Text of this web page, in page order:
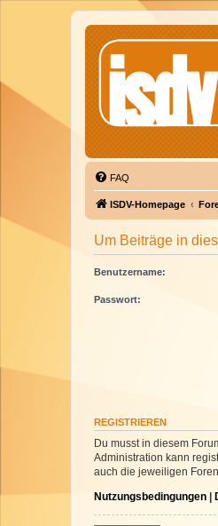
FAQ
ISDV-Homepage
Um Beiträge in
Benutzername:
Passwort:
REGISTRIEREN
Du musst in diesem
Administration kann
auch die jeweiligen
Nutzungsbedingungen |